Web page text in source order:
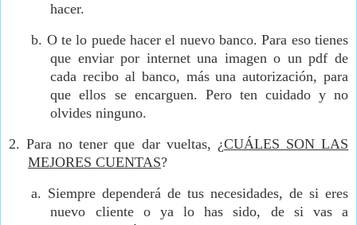
hacer.
b. O te lo puede hacer el nuevo banco. Para eso tienes
que enviar por internet una imagen o un pdf de
cada recibo al banco, más una autorización, para
que ellos se encarguen. Pero ten cuidado y no
olvides ninguno.
2. Para no tener que dar vueltas, ¿CUÁLES SON LAS
MEJORES CUENTAS?
a. Siempre dependerá de tus necesidades, de si eres
nuevo cliente o ya lo has sido, de si vas a